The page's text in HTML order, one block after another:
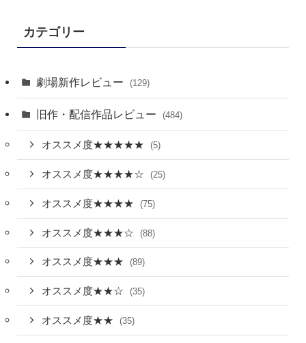
カテゴリー
劇場新作レビュー (129)
旧作・配信作品レビュー (484)
オススメ度★★★★★ (5)
オススメ度★★★★☆ (25)
オススメ度★★★★ (75)
オススメ度★★★☆ (88)
オススメ度★★★ (89)
オススメ度★★☆ (35)
オススメ度★★ (35)